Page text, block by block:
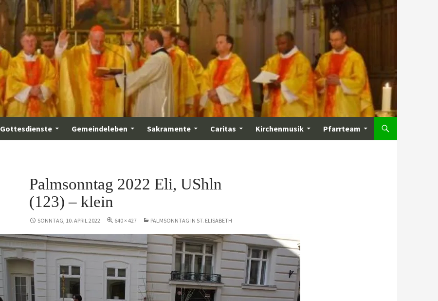
Gottesdienste Gemeindeleben Sakramente Caritas Kirchenmusik Pfarrteam
Palmsonntag 2022 Eli, UShln
(123) – klein
SONNTAG, 10. APRIL 2022 640 × 427 PALMSONNTAG IN ST. ELISABETH